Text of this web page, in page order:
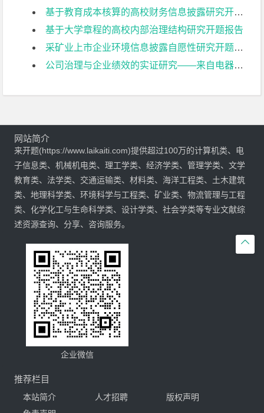
基于教育成本核算的高校财务信息披露研究开题报告
基于大学章程的高校内部治理结构研究开题报告
采矿业上市企业环境信息披露自愿性研究开题报告
公司治理与企业绩效的实证研究——来自电器机械及器材制造业上市公司的经验证据开题报告

网站简介
来开题(https://www.laikaiti.com)提供超过100万的计算机类、电
子信息类、机械机电类、理工学类、经济学类、管理学类、文学
教育类、法学类、交通运输类、材料类、海洋工程类、土木建筑
类、地理科学类、环境科学与工程类、矿业类、物流管理与工程
类、化学化工与生命科学类、设计学类、社会学类等专业文献综
述资源查询、分享、咨询服务。
企业微信
推荐栏目
本站简介 人才招聘
版权声明